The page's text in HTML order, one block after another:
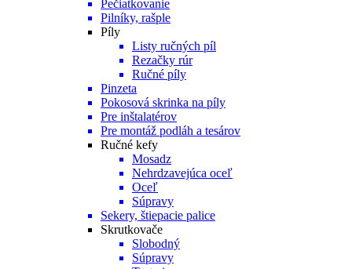
Pečiatkovanie
Pilníky, rašple
Píly
Listy ručných píl
Rezačky rúr
Ručné píly
Pinzeta
Pokosová skrinka na píly
Pre inštalatérov
Pre montáž podláh a tesárov
Ručné kefy
Mosadz
Nehrdzavejúca oceľ
Oceľ
Súpravy
Sekery, štiepacie palice
Skrutkovače
Slobodný
Súpravy